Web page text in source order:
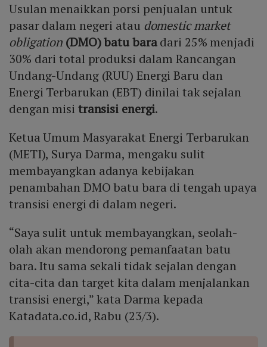
Usulan menaikkan porsi penjualan untuk
pasar dalam negeri atau domestic market
obligation (DMO) batu baradari 25% menjadi
30% dari total produksi dalam Rancangan
Undang-Undang (RUU) Energi Baru dan
Energi Terbarukan (EBT) dinilai tak sejalan
dengan misi transisi energi.
Ketua Umum Masyarakat Energi Terbarukan
(METI), Surya Darma, mengaku sulit
membayangkan adanya kebijakan
penambahan DMO batu bara di tengah upaya
transisi energi di dalam negeri.
“Saya sulit untuk membayangkan, seolah-
olah akan mendorong pemanfaatan batu
bara. Itu sama sekali tidak sejalan dengan
cita-cita dan target kita dalam menjalankan
transisi energi,” kata Darma kepada
Katadata.co.id, Rabu (23/3).